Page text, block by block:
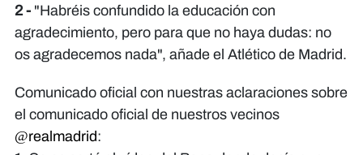
2 - "Habréis confundido la educación con
agradecimiento, pero para que no haya dudas: no
os agradecemos nada", añade el Atlético de Madrid.
Comunicado oficial con nuestras aclaraciones sobre
el comunicado oficial de nuestros vecinos
@realmadrid: